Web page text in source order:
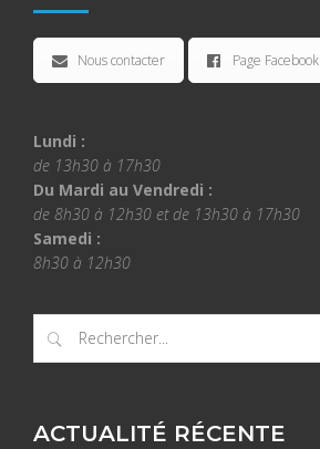
Nous contacter Page Facebook
Lundi :
de 13h30 à 17h30
Du Mardi au Vendredi :
de 8h30 à 12h30 et de 13h30 à 17h30
Samedi :
8h30 à 12h30
ACTUALITÉ RÉCENTE